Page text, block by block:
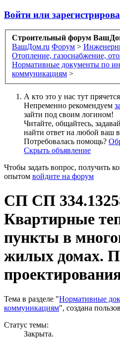
Войти или
Строительный форум
ВашДом.ru Форум >
Отопление, газоснабжение,
Нормативные документы по
коммуникациям >
А кто это у нас тут
Непременно рекомендуем
зайти под своим логином!
Читайте, общайтесь,
найти ответ на любой ваш
Потребовалась помощь?
Скрыть объявление
Чтобы задать вопрос, получить
опытом войдите на форум
СП СП
Квартирные
пункты в
жилых домах.
Тема в разделе "Нормативные
коммуникациям", создана
Статус темы:
Закрыта.